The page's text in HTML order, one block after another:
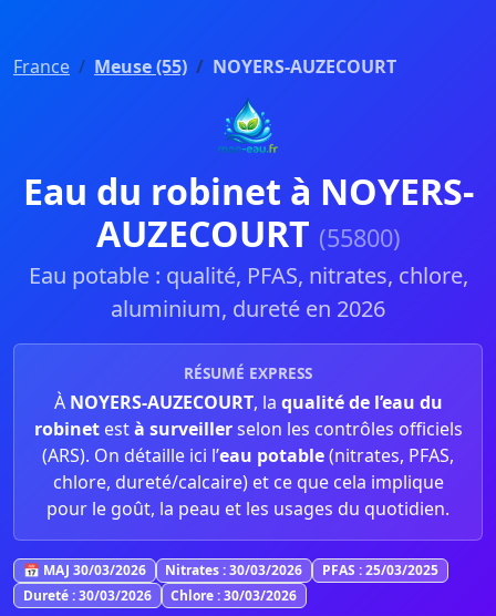
France Meuse (55) NOYERS-AUZECOURT
Eau du robinet à NOYERS-
AUZECOURT (55800)
Eau potable : qualité, PFAS, nitrates, chlore,
aluminium, dureté en 2026
RÉSUMÉ EXPRESS
À NOYERS-AUZECOURT, la qualité de l’eau du
robinetestà surveillerselon les contrôles officiels
(ARS). On détaille ici l’eau potable(nitrates, PFAS,
chlore, dureté/calcaire) et ce que cela implique
pour le goût, la peau et les usages du quotidien.
📅 MAJ 30/03/2026 Nitrates : 30/03/2026
PFAS : 25/03/2025
Dureté : 30/03/2026
Chlore : 30/03/2026